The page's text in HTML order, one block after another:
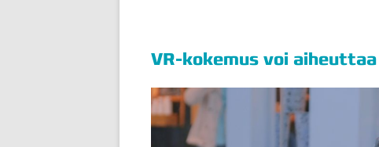
VR-kokemus voi